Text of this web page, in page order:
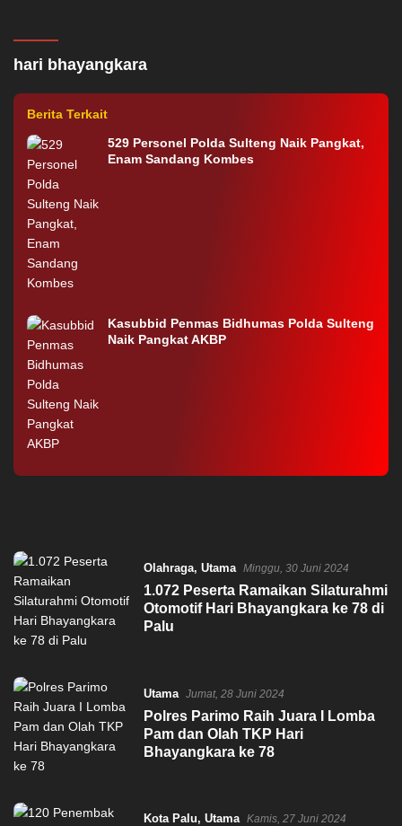
hari bhayangkara
Polda Sulteng Serahkan Hadiah Lomba Hari
Bhayangkara ke 78, Berikut
Pemenangnya…
Berita Terkait
529 Personel Polda Sulteng Naik Pangkat,
Enam Sandang Kombes
Kasubbid Penmas Bidhumas Polda Sulteng
Naik Pangkat AKBP
Olahraga, Utama Minggu, 30 Juni 2024
1.072 Peserta Ramaikan Silaturahmi
Otomotif Hari Bhayangkara ke 78 di
Palu
Utama Jumat, 28 Juni 2024
Polres Parimo Raih Juara I Lomba
Pam dan Olah TKP Hari
Bhayangkara ke 78
Kota Palu, Utama Kamis, 27 Juni 2024